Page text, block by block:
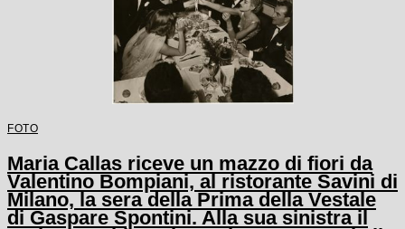
FOTO
Maria Callas riceve un mazzo di fiori da
Valentino Bompiani, al ristorante Savini di
Milano, la sera della Prima della Vestale
di Gaspare Spontini. Alla sua sinistra il